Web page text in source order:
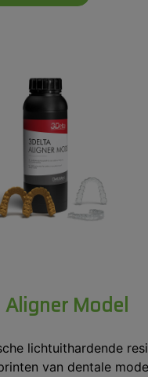
Aligner Model
lichtuithardende
van dentale